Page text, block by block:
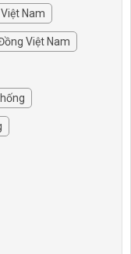
Nam
Việt Nam